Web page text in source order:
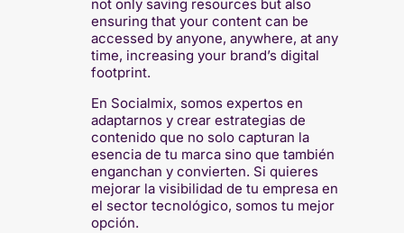
not only saving resources but also
ensuring that your content can be
accessed by anyone, anywhere, at any
time, increasing your brand’s digital
footprint.
En Socialmix, somos expertos en
adaptarnos y crear estrategias de
contenido que no solo capturan la
esencia de tu marca sino que también
enganchan y convierten. Si quieres
mejorar la visibilidad de tu empresa en
el sector tecnológico, somos tu mejor
opción.